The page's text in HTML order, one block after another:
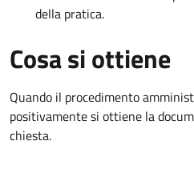
della pratica.
Cosa si ottiene
Quando il procedimento
positivamente si ottiene la
chiesta.